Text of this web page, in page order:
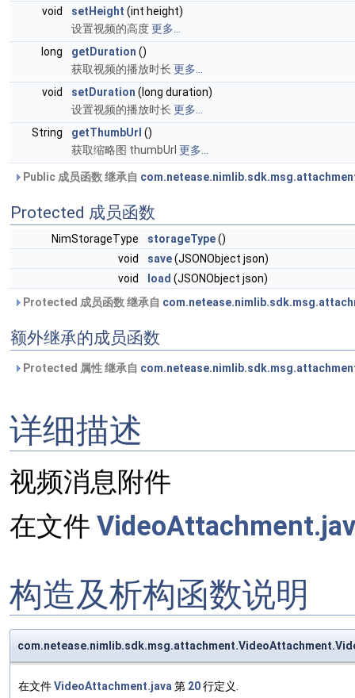
void
setHeight (int height)
设置视频的高度更多...
long
getDuration ()
获取视频的播放时长 更多...
void
setDuration (long duration)
设置视频的播放时长 更多...
String
getThumbUrl ()
获取缩略图 thumbUrl 更多...
Public 成员函数 继承自
Protected 成员函数
NimStorageType storageType()
void
save(JSONObject json)
void
load (JSONObject json)
Protected 成员函数 继承自
额外继承的成员函数
Protected 属性 继承自
详细描述
视频消息附件
在文件
构造及析构函数说明
在文件VideoAttachment.java第 20行定义.